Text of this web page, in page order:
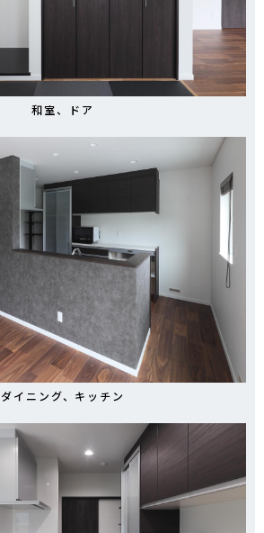
和室、ドア
ダイニング、キッチン